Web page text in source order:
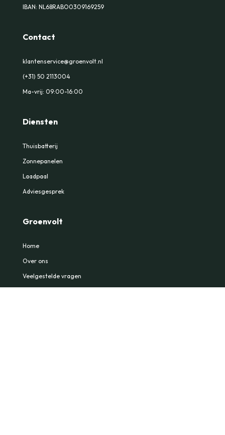
IBAN: NL68RABO0309169259
Contact
klantenservice@groenvolt.nl
(+31) 50 2113004
Ma-vrij: 09:00-16:00
Diensten
Thuisbatterij
Zonnepanelen
Laadpaal
Adviesgesprek
Groenvolt
Home
Over ons
Veelgestelde vragen